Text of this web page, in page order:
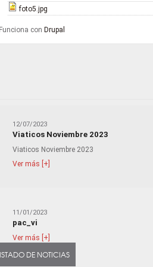
foto5.jpg
Funciona con Drupal
DE NOTICIAS
12/07/2023
Viaticos Noviembre 2023
Viaticos Noviembre 2023
Ver más [+]
11/01/2023
pac_vi
Ver más [+]